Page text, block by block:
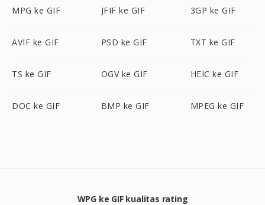
MPG ke GIF JFIF ke GIF 3GP ke GIF
AVIF ke GIF PSD ke GIF TXT ke GIF
TS ke GIF OGV ke GIF HEIC ke GIF
DOC ke GIF BMP ke GIF MPEG ke GIF
WPG ke GIF kualitas rating